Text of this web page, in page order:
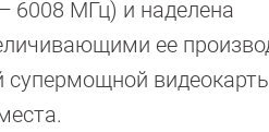
6008 МГц) и наделена
ее